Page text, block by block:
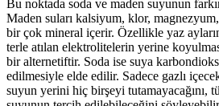
Bu noktada soda ve maden suyunun
Maden suları kalsiyum, klor,
bir çok mineral içerir. Özellikle yaz
terle atılan elektrolitelerin yerine
bir alternetiftir. Soda ise suya
edilmesiyle elde edilir. Sadece gazlı
suyun yerini hiç birşeyi tutamayacağını,